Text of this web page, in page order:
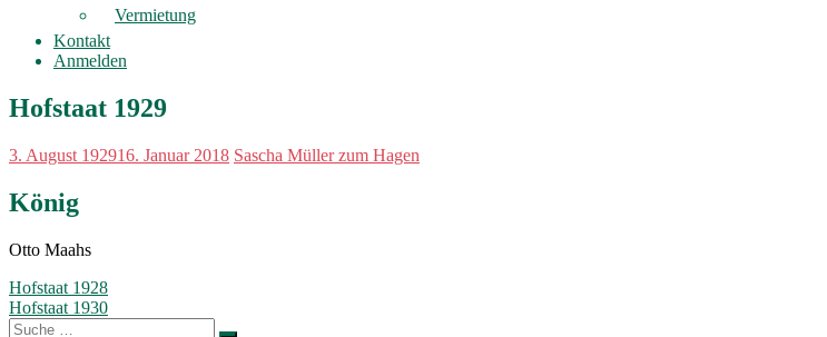
Vermietung
Kontakt
Anmelden
Hofstaat 1929
3. August 192916. Januar 2018 Sascha Müller zum Hagen
König
Otto Maahs
Beitragsnavigation
Hofstaat 1928
Hofstaat 1930
Suche